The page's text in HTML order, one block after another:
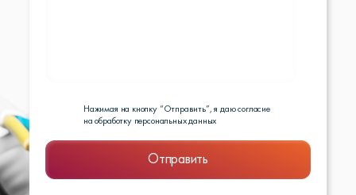
Нажимая на кнопку “Отправить”, я даю согласие
на обработку персональных данных